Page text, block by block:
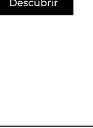
Descubrir